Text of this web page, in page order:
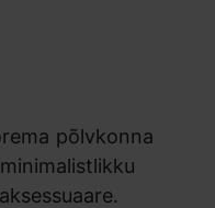
põlvkonna